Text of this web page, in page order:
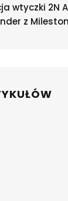
wtyczki 2N
z